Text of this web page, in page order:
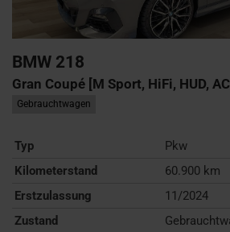
BMW 218
Gran Coupé [M Sport, HiFi, HUD,
Gebrauchtwagen
Typ
Pkw
Kilometerstand
60.900 km
Erstzulassung
11/2024
Zustand